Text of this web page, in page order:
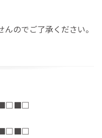
のでご了承ください。
■□
■□